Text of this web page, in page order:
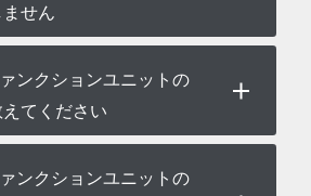
せん
ンクションユニットの
てください
ンクションユニットの